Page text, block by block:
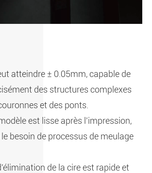
atteindre ± 0.05mm, capable de
des structures complexes
et des ponts.
est lisse après l'impression,
besoin de processus de meulage
de la cire est rapide et